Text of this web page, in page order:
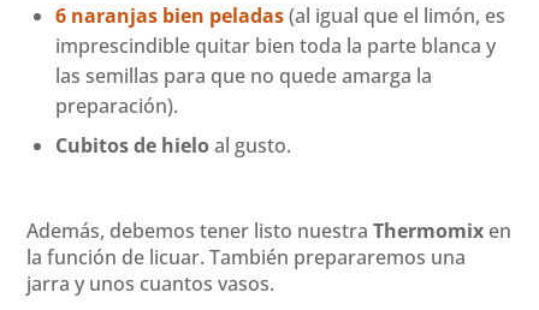
6 naranjas bien peladas (al igual que el limón, es
imprescindible quitar bien toda la parte blanca y
las semillas para que no quede amarga la
preparación).
Cubitos de hieloal gusto.
Además, debemos tener listo nuestraThermomix en
la función de licuar. También prepararemos una
jarra y unos cuantos vasos.